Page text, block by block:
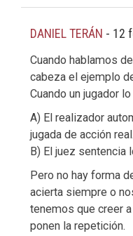
DANIEL TERÁN - 12
Cuando hablamos
cabeza el ejemplo
Cuando un jugador
A) El realizador
jugada de acción real.
B) El juez sentencia
Pero no hay forma
acierta siempre o
tenemos que creer
ponen la repetición.